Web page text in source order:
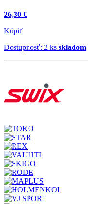
26,30 €
Kúpiť
Dostupnosť: 2 ks skladom